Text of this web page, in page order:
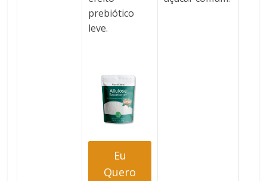
prebiótico
leve.
Eu
Quero